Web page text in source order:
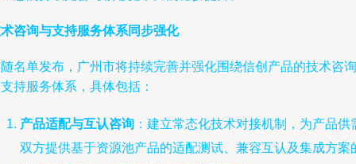
咨询与支持服务体系同步强化
名单发布，广州市将持续完善并强化围绕信创产品的技术咨询
持服务体系，具体包括：
产品适配与互认咨询 ：建立常态化技术对接机制，为产品供
双方提供基于资源池产品的适配测试、兼容互认及集成方案